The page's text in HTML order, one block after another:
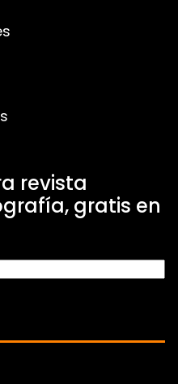
revista
gratis en